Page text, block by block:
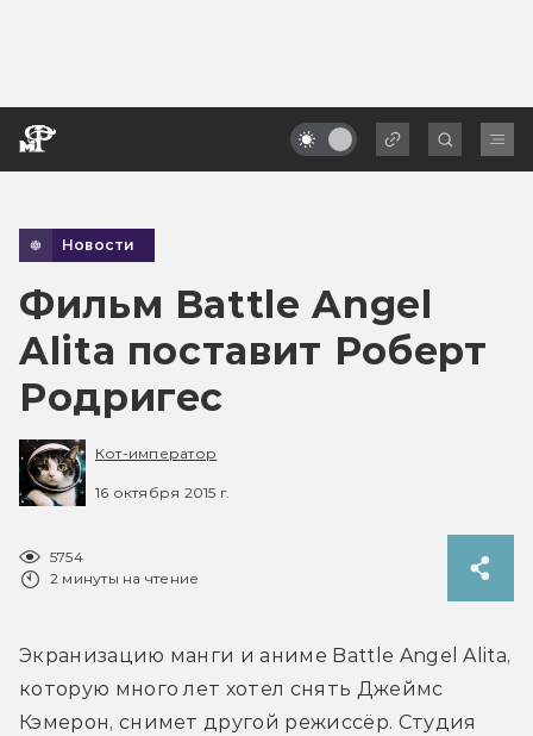
Новости
Фильм Battle Angel
Alita поставит Роберт
Родригес
Кот-император
16 октября 2015 г.
5754
2 минуты на чтение
Экранизацию манги и аниме Battle Angel Alita,
которую много лет хотел снять Джеймс
Кэмерон, снимет другой режиссёр. Студия